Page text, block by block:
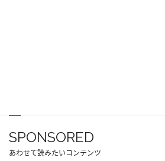
SPONSORED
あわせて読みたいコンテンツ